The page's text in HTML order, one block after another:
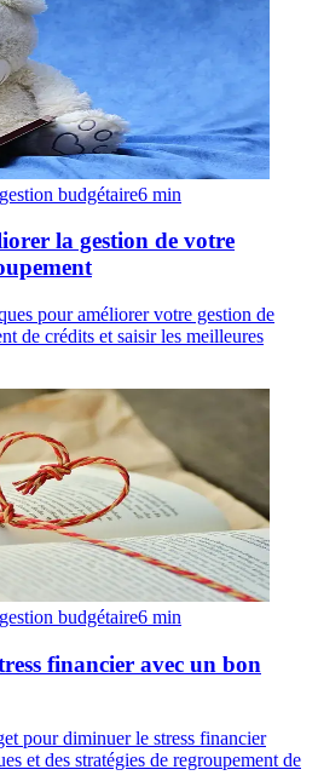
budgétaire6 min
la gestion de votre
pour améliorer votre gestion de
de crédits et saisir les meilleures
budgétaire6 min
financier avec un bon
pour diminuer le stress financier
et des stratégies de regroupement de